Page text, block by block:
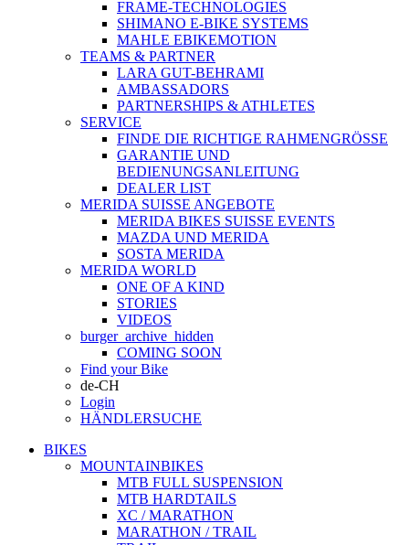
FRAME-TECHNOLOGIES
SHIMANO E-BIKE SYSTEMS
MAHLE EBIKEMOTION
TEAMS & PARTNER
LARA GUT-BEHRAMI
AMBASSADORS
PARTNERSHIPS & ATHLETES
SERVICE
FINDE DIE RICHTIGE RAHMENGRÖSSE
GARANTIE UND
BEDIENUNGSANLEITUNG
DEALER LIST
MERIDA SUISSE ANGEBOTE
MERIDA BIKES SUISSE EVENTS
MAZDA UND MERIDA
SOSTA MERIDA
MERIDA WORLD
ONE OF A KIND
STORIES
VIDEOS
burger_archive_hidden
COMING SOON
Find your Bike
de-CH
Login
HÄNDLERSUCHE
BIKES
MOUNTAINBIKES
MTB FULL SUSPENSION
MTB HARDTAILS
XC / MARATHON
MARATHON / TRAIL